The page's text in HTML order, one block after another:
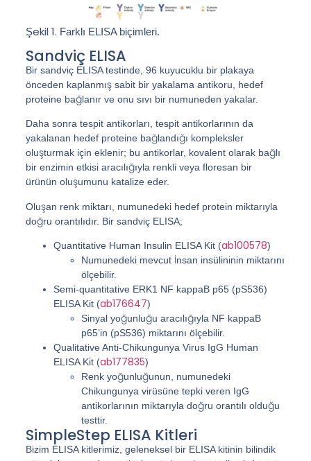
Şekil 1. Farklı ELISA biçimleri.
Sandviç ELISA
Bir sandviç ELISA testinde, 96 kuyucuklu bir plakaya
önceden kaplanmış sabit bir yakalama antikoru, hedef
proteine bağlanır ve onu sıvı bir numuneden yakalar.
Daha sonra tespit antikorları, tespit antikorlarının da
yakalanan hedef proteine bağlandığı kompleksler
oluşturmak için eklenir; bu antikorlar, kovalent olarak bağlı
bir enzimin etkisi aracılığıyla renkli veya floresan bir
ürünün oluşumunu katalize eder.
Oluşan renk miktarı, numunedeki hedef protein miktarıyla
doğru orantılıdır. Bir sandviç ELISA;
Quantitative Human Insulin ELISA Kit (ab100578)
Numunedeki mevcut İnsan insülininin miktarını
ölçebilir.
Semi-quantitative ERK1 NF kappaB p65 (pS536)
ELISA Kit (ab176647)
Sinyal yoğunluğu aracılığıyla NF kappaB
p65’in (pS536) miktarını ölçebilir.
Qualitative Anti-Chikungunya Virus IgG Human
ELISA Kit (ab177835)
Renk yoğunluğunun, numunedeki
Chikungunya virüsüne tepki veren IgG
antikorlarının miktarıyla doğru orantılı olduğu
testtir.
SimpleStep ELISA Kitleri
Bizim ELISA kitlerimiz, geleneksel bir ELISA kitinin bilindik